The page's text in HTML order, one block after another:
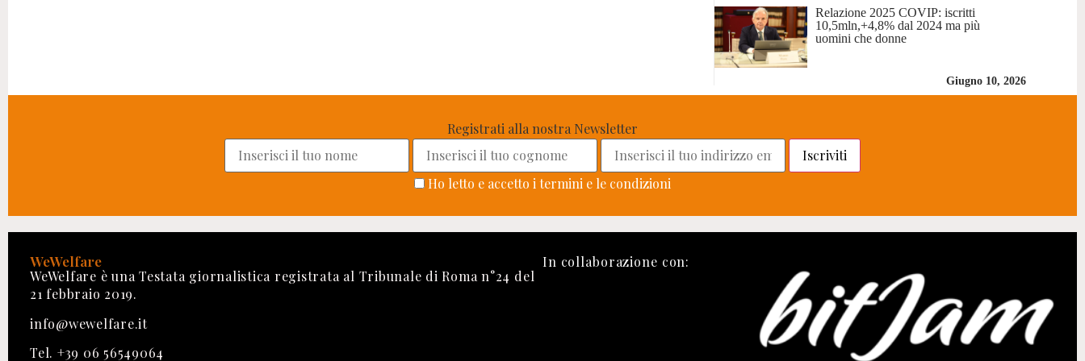
Relazione 2025 COVIP: iscritti
10,5mln,+4,8% dal 2024 ma più
uomini che donne
Giugno 10, 2026
Registrati alla nostra Newsletter
Ho letto e accetto i termini e le condizioni
WeWelfare
WeWelfare è una Testata giornalistica registrata al Tribunale di Roma n°24 del
21 febbraio 2019.
info@wewelfare.it
Tel. +39 06 56549064
In collaborazione con: